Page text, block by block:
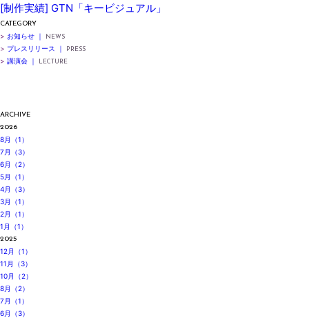
[制作実績] GTN「キービジュアル」
CATEGORY
> お知らせ ｜ NEWS
> プレスリリース ｜ PRESS
> 講演会 ｜ LECTURE
ARCHIVE
2026
8月（1）
7月（3）
6月（2）
5月（1）
4月（3）
3月（1）
2月（1）
1月（1）
2025
12月（1）
11月（3）
10月（2）
8月（2）
7月（1）
6月（3）